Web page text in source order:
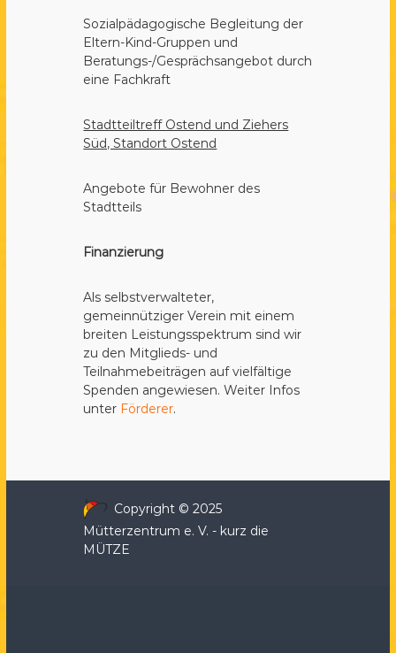
Sozialpädagogische Begleitung der
Eltern-Kind-Gruppen und
Beratungs-/Gesprächsangebot durch
eine Fachkraft
Stadtteiltreff Ostend und Ziehers
Süd, Standort Ostend
Angebote für Bewohner des
Stadtteils
Finanzierung
Als selbstverwalteter,
gemeinnütziger Verein mit einem
breiten Leistungsspektrum sind wir
zu den Mitglieds- und
Teilnahmebeiträgen auf vielfältige
Spenden angewiesen. Weiter Infos
unter Förderer.
Copyright © 2025
Mütterzentrum e. V. - kurz die
MÜTZE